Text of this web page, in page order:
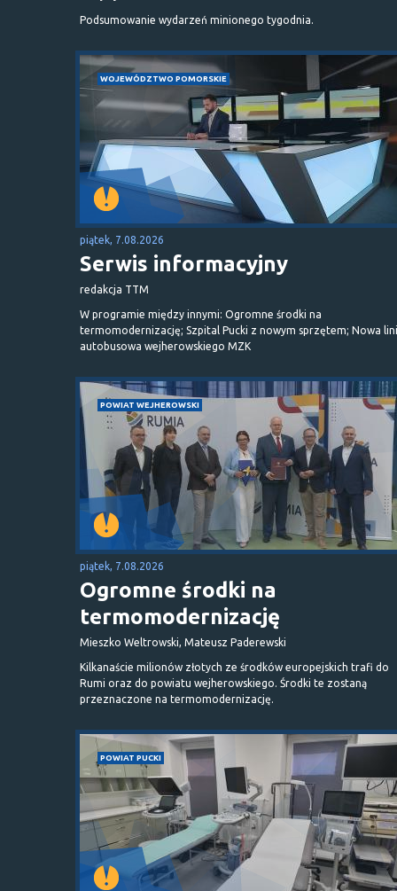
Podsumowanie wydarzeń minionego tygodnia.
WOJEWÓDZTWO POMORSKIE
piątek, 7.08.2026
Serwis informacyjny
redakcja TTM
W programie między innymi: Ogromne środki na
termomodernizację; Szpital Pucki z nowym sprzętem; Nowa
autobusowa wejherowskiego MZK
POWIAT WEJHEROWSKI
piątek, 7.08.2026
Ogromne środki na
termomodernizację
Mieszko Weltrowski, Mateusz Paderewski
Kilkanaście milionów złotych ze środków europejskich trafi do
Rumi oraz do powiatu wejherowskiego. Środki te zostaną
przeznaczone na termomodernizację.
POWIAT PUCKI